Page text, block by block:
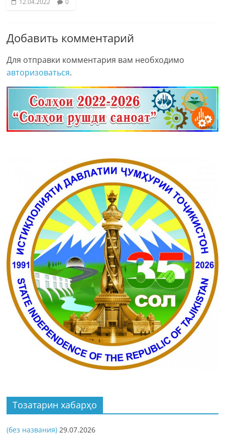
Добавить комментарий
Для отправки комментария вам необходимо
авторизоваться.
Тозатарин хабарҳо
(без названия) 29.07.2026